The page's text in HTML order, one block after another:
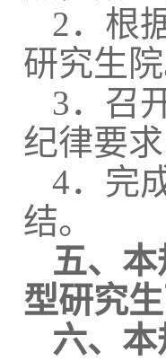
2．根
研究生院
3．召
纪律要
4．完
结。
五、本
型研究
六、